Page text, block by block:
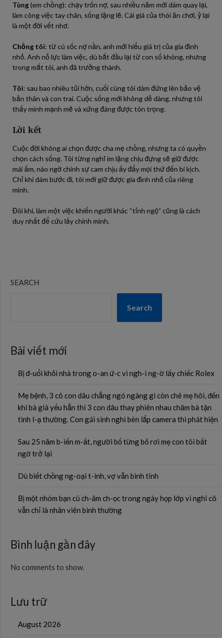
Tùng(em chồng): chạy trốn nợ, sau nhiều năm mới dám quay lại,
làm công việc tay chân, sống lặng lẽ. Cái giá của thói ăn chơi, ỷ lại
là một đời vết nhơ.
Chồng tôi: từ cú sốc nợ nần, anh mới hiểu giá trị của gia đình
nhỏ. Anh nỗ lực làm việc, dù bắt đầu lại từ con số không, nhưng
trong mắt tôi, anh đã trưởng thành.
Tôi: sau bao nhiêu tủi hờn, cuối cùng tôi dám đứng lên bảo vệ
bản thân và con trai. Cuộc sống mới không dễ dàng, nhưng tôi
thấy mình mạnh mẽ và xứng đáng được tôn trọng.
Lời kết
Cuộc đời không ai chọn được cha mẹ chồng, nhưng ta có quyền
chọn cách sống. Tôi từng nghĩ im lặng chịu đựng sẽ giữ được
mái ấm, nào ngờ chính sự cam chịu ấy đẩy mọi thứ đến bi kịch.
Chỉ khi dám bước đi, tôi mới giữ được gia đình nhỏ của riêng
mình.
Đôi khi, làm một việc khiến người khác “tỉnh ngộ” cũng là cách
duy nhất để cứu lấy chính mình.
SEARCH
Search
Bài viết mới
Bị đ-uổi khỏi nhà trong o-an ứ-c vì ngh-i ng-ờ lấy chiếc Rolex
Mẹ bệnh, 3 cô con dâu chẳng ngó ngàng gì còn chê mẹ hôi, đến
khi bà già yếu hẳn thì 3 con dâu thay phiên nhau chăm bà tận
tình l-ạ thường. Con gái sinh nghi bèn lắp camera thì phát hiện
Sau 25 năm b-iến m-ất, người bố từng bỏ rơi mẹ con tôi bất
ngờ trở lại
Dù biết chồng ng-oại t-ình, vợ vẫn bình tĩnh
Bị một nhóm bạn cũ ch-âm ch-ọc trong ngày họp lớp vì nghĩ cô
vẫn chỉ là nhân viên bình thường
Bình luận gần đây
No comments to show.
Lưu trữ
August 2026